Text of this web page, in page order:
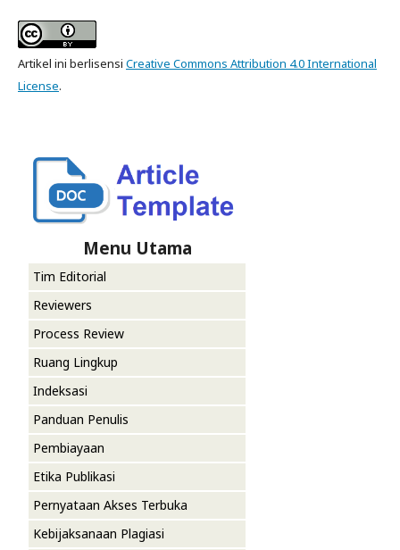
Artikel ini berlisensi Creative Commons Attribution 4.0 International
License.
Menu Utama
Tim Editorial
Reviewers
Process Review
Ruang Lingkup
Indeksasi
Panduan Penulis
Pembiayaan
Etika Publikasi
Pernyataan Akses Terbuka
Kebijaksanaan Plagiasi